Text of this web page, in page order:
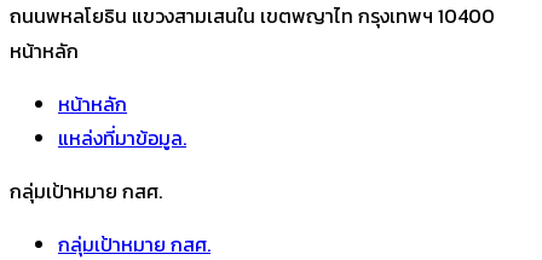
ถนนพหลโยธิน แขวงสามเสนใน เขตพญาไท กรุงเทพฯ 10400
หน้าหลัก
หน้าหลัก
แหล่งที่มาข้อมูล.
กลุ่มเป้าหมาย กสศ.
กลุ่มเป้าหมาย กสศ.